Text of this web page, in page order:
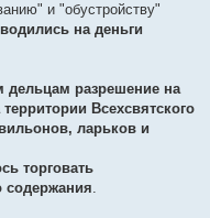
и "обустройству"
на деньги
дельцам разрешение на
Всехсвятского
ларьков и
торговать
содержания.